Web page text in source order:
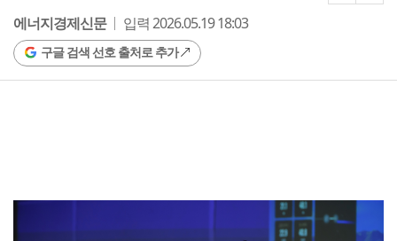
에너지경제신문
입력 2026.05.19 18:03
구글 검색 선호 출처로 추가